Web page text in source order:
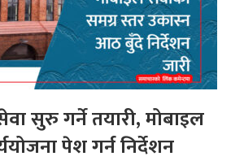
सुरु गर्ने तयारी, मोबाइल
पेश गर्न निर्देशन